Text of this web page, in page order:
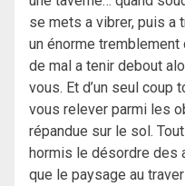
se mets a vibrer, puis a
un énorme
de mal a tenir debout
vous. Et d’un seul coup
vous relever parmi les
répandue sur le sol.
hormis le désordre des
que le paysage au